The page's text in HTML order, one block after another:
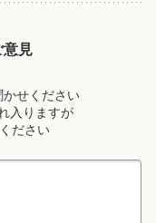
見
せください
入りますが
ださい